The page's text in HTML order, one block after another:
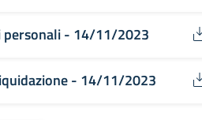
personali - 14/11/2023
- 14/11/2023